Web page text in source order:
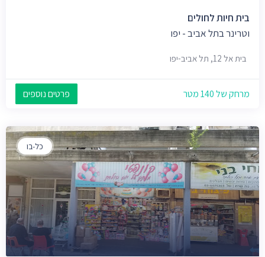
בית חיות לחולים
וטרינר בתל אביב - יפו
בית אל 12, תל אביב-יפו
מרחק של 140 מטר פרטים נוספים
כל-בו